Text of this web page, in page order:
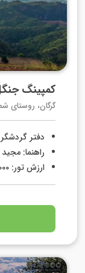
کمپینگ
گرگان، روستای
دفتر
راهنما:
ارزش تور: 560.000